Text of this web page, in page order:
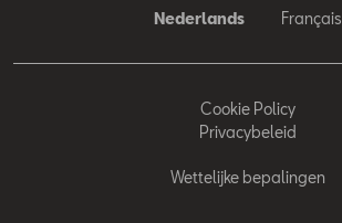
Wettelijke bepalingen
Cookie Policy
Privacybeleid
Nederlands Français